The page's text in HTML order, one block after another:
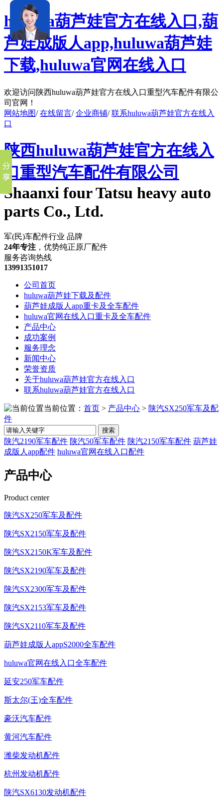
huluwa葫芦娃官方在线入口,葫
芦娃成版人app,huluwa葫芦娃
下载,huluwa官网在线入口
欢迎访问陕西huluwa葫芦娃官方在线入口重型汽车配件有限公
司官网！
网站地图/在线留言/企业商铺/联系huluwa葫芦娃官方在线入
口
陕西huluwa葫芦娃官方在线入
口重型汽车配件有限公司
Shaanxi four Tatsu heavy auto
parts Co., Ltd.
军(民)车配件行业 品牌
24年专注 ，优势纯正原厂配件
服务咨询热线
13991351017
公司首页
huluwa葫芦娃下载及配件
葫芦娃成版人app重卡及全车配件
huluwa官网在线入口重卡及全车配件
产品中心
成功案例
服务理念
新闻中心
荣誉资质
关于huluwa葫芦娃官方在线入口
联系huluwa葫芦娃官方在线入口
当前位置： 首页 > 产品中心 > 陕汽SX250军车及配
件
搜索
陕汽2190军车配件 陕汽50军车配件 陕汽2150军车配件 葫芦娃
成版人app配件 huluwa官网在线入口配件
产品中心
Product center
陕汽SX250军车及配件
陕汽SX2150军车及配件
陕汽SX2150K军车及配件
陕汽SX2190军车及配件
陕汽SX2300军车及配件
陕汽SX2153军车及配件
陕汽SX2110军车及配件
葫芦娃成版人appS2000全车配件
huluwa官网在线入口全车配件
延安250军车配件
斯太尔(王)全车配件
豪沃汽车配件
黄河汽车配件
潍柴发动机配件
杭州发动机配件
陕汽SX6130发动机配件